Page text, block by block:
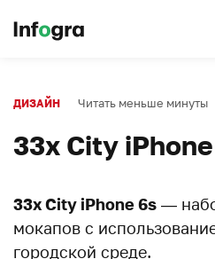
ДИЗАЙН Читать меньше минуты
33x City
33x City iPhone 6s —
мокапов с
городской среде.